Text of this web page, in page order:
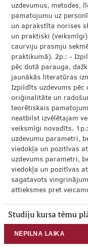
uzdevumus, metodes,
pamatojumu uz
un aprakstīta norises
un praktiski
caurviju prasmju
praktikumā). 2p.: -
pēc dotā parauga,
jaunākās literatūras
Izpildīts uzdevums
oriģinalitāte un
teorētiskais
neatbilst izvēlētajam
veiksmīgi novadīts.
uzdevumu parametri,
viedokļa un pozitīvas
uzdevums parametri,
viedokļa un pozitīvas
sagatavots
attieksmes pret
Studiju kursa tēmu
NEPILNA LAIKA